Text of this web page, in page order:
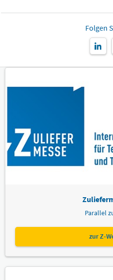
Folgen
Parallel
zur Z-